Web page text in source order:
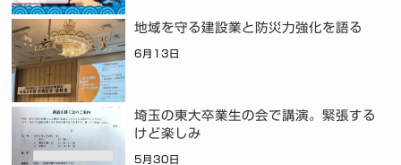
地域を守る建設業と防災力強化を語る
6月13日
埼玉の東大卒業生の会で講演。緊張する
けど楽しみ
5月30日